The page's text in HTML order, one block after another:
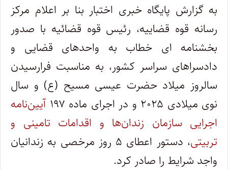
به گزارش پایگاه خبری اختبار بنا بر اعلام مرکز
رسانه قوه قضاییه، رئیس قوه قضائیه با صدور
بخشنامه ای خطاب به واحد‌های قضایی و
دادسرا‌های سراسر کشور، به مناسبت فرارسیدن
سالروز میلاد حضرت عیسی مسیح (ع) و سال
نوی میلادی ۲۰۲۵ و در اجرای ماده ۱۹۷
آیین‌نامه
اجرایی سازمان زندان‌ها و اقدامات تامینی و
تربیتی
، دستور اعطای ۵ روز مرخصی به زندانیان
واجد شرایط را صادر کرد.